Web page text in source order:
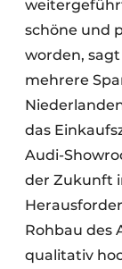
schöne und
worden,
mehrere
das
Audi-
der Zukunft
Rohbau des
qualitativ